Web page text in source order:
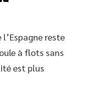
reste
à flots sans
est plus